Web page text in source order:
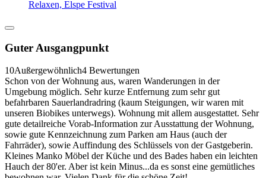
Relaxen, Elspe Festival
Guter Ausgangpunkt
10Außergewöhnlich4 Bewertungen
Schon von der Wohnung aus, waren Wanderungen in der
Umgebung möglich. Sehr kurze Entfernung zum sehr gut
befahrbaren Sauerlandradring (kaum Steigungen, wir waren mit
unseren Biobikes unterwegs). Wohnung mit allem ausgestattet. Sehr
gute detailreiche Vorab-Information zur Ausstattung der Wohnung,
sowie gute Kennzeichnung zum Parken am Haus (auch der
Fahrräder), sowie Auffindung des Schlüssels von der Gastgeberin.
Kleines Manko Möbel der Küche und des Bades haben ein leichten
Hauch der 80'er. Aber ist kein Minus...da es sonst eine gemütliches